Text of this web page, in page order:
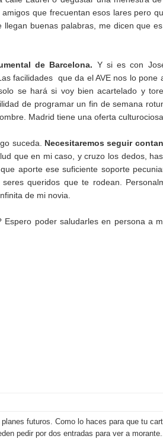
que frecuentan esos lares pero
llegan buenas palabras, me dicen que
de Barcelona. Y si es con
facilidades que da el AVE nos lo pone
se hará si voy bien acartelado y
de programar un fin de semana
Madrid tiene una oferta
suceda. Necesitaremos seguir
que en mi caso, y cruzo los dedos,
aporte ese suficiente soporte
queridos que te rodean.
de mi novia.
poder saludarles en persona a
futuros. Como lo haces para que tu
pedir por dos entradas para ver a morante..